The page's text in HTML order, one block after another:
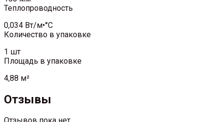
Теплопроводность
0,034 Вт/м•°С
Количество в упаковке
1 шт
Площадь в упаковке
4,88 м²
Отзывы